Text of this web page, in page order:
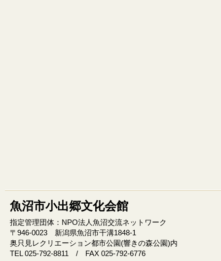
魚沼市小出郷文化会館
指定管理団体：NPO法人魚沼交流ネットワーク
〒946‐0023 新潟県魚沼市干溝1848‐1
奥只見レクリエーション都市公園(響きの森公園)内
TEL 025-792-8811 / FAX 025-792-6776